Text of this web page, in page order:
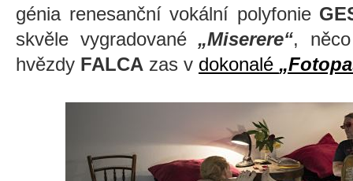
génia renesanční vokální polyfonie
skvěle vygradované „Miserere“,
hvězdy FALCA zas v dokonalé